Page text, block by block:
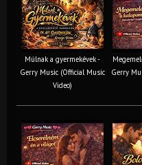
Múlnak a gyermekévek -
Gerry Music (Official Music
Video)
Gerry